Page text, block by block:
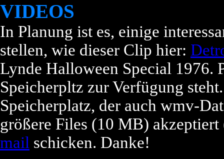
VIDEOS
In Planung ist es, einige
stellen, wie dieser Clip hier:
Lynde Halloween Special 1976.
Speicherpltz zur Verfügung
Speicherplatz, der auch wmv-
größere Files (10 MB)
mail schicken. Danke!